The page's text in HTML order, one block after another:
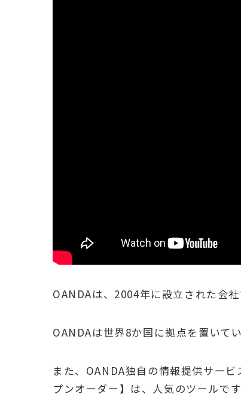
OANDAは、2004年に設立された会社
OANDAは世界8か国に拠点を置いて
また、OANDA独自の情報提供サー
プンオーダー】は、人気のツールです